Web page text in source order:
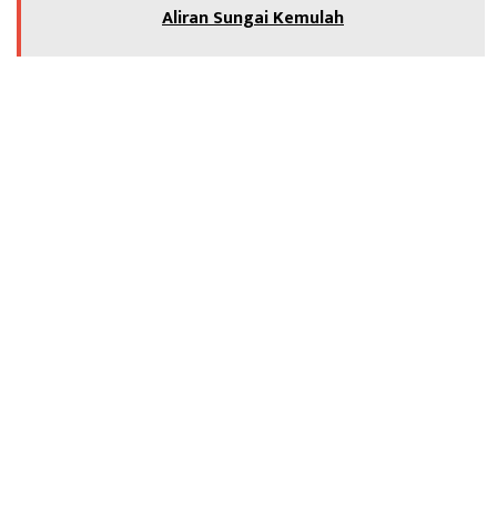
Aliran Sungai Kemulah